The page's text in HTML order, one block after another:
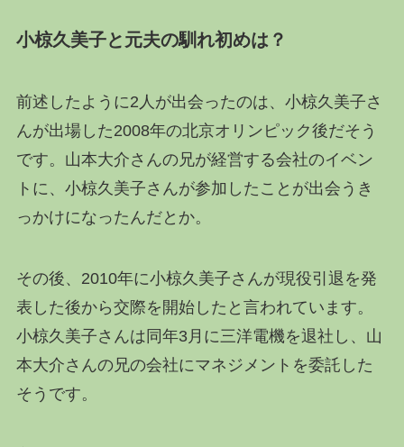
小椋久美子と元夫の馴れ初めは？
前述したように2人が出会ったのは、小椋久美子さ
んが出場した2008年の北京オリンピック後だそう
です。山本大介さんの兄が経営する会社のイベン
トに、小椋久美子さんが参加したことが出会うき
っかけになったんだとか。
その後、2010年に小椋久美子さんが現役引退を発
表した後から交際を開始したと言われています。
小椋久美子さんは同年3月に三洋電機を退社し、山
本大介さんの兄の会社にマネジメントを委託した
そうです。